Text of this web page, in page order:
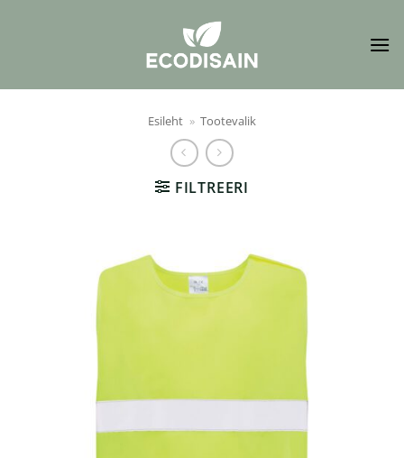
Esileht » Tootevalik
FILTREERI